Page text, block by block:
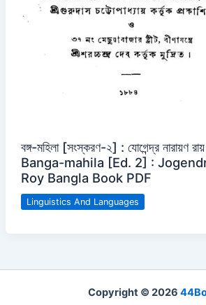
বঙ্গ-মহিলা [সংস্করণ-২] : যোগেন্দ্র নারায়ণ রায়
Banga-mahila [Ed. 2] :
Roy Bangla Book PDF
Linguistics And Languages
Copyright © 2026